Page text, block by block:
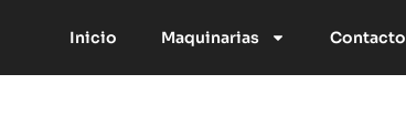
Inicio Maquinarias Contacto